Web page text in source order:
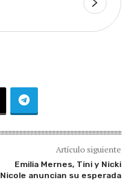
Artículo siguiente
Emilia Mernes, Tini y Nicki
Nicole anuncian su esperada